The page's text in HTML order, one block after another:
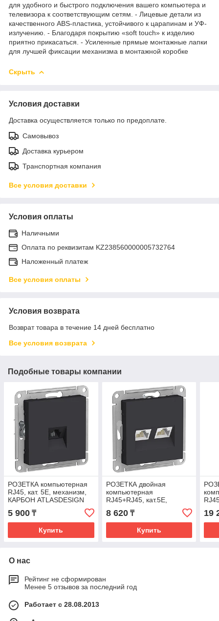
для удобного и быстрого подключения вашего компьютера и
телевизора к соответствующим сетям. - Лицевые детали из
качественного ABS-пластика, устойчивого к царапинам и УФ-
излучению. - Благодаря покрытию «soft touch» к изделию
приятно прикасаться. - Усиленные прямые монтажные лапки
для лучшей фиксации механизма в монтажной коробке
Скрыть
Условия доставки
Доставка осуществляется только по предоплате.
Самовывоз
Доставка курьером
Транспортная компания
Все условия доставки
Условия оплаты
Наличными
Оплата по реквизитам KZ238560000005732764
Наложенный платеж
Все условия оплаты
Условия возврата
Возврат товара в течение 14 дней бесплатно
Все условия возврата
Подобные товары компании
РОЗЕТКА компьютерная
RJ45, кат. 5Е, механизм,
КАРБОН ATLASDESIGN
5 900 ₸
Купить
РОЗЕТКА двойная
компьютерная
RJ45+RJ45, кат.5Е,
механизм, КАРБОН
ATLASDESIGN
8 620₸
Купить
19
О нас
Рейтинг не сформирован
Менее 5 отзывов за последний год
Работает с 28.08.2013